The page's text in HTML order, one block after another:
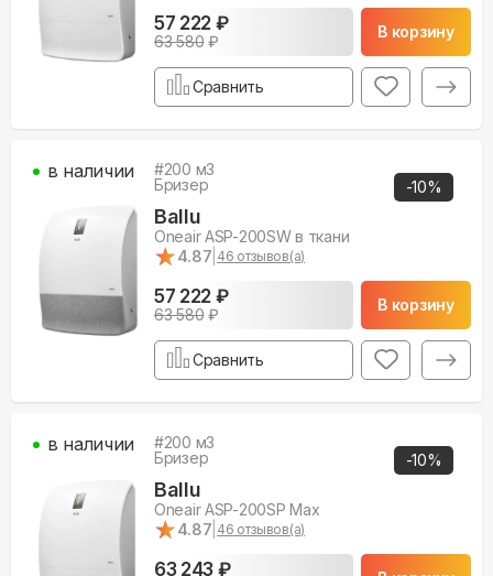
57 222 ₽
63 580₽
В корзину
Сравнить
-10%
#200 м3
Бризер
Ballu
Oneair ASP-200SW в ткани
★
★4.87 46 отзывов(а)
57 222 ₽
63 580₽
В корзину
в наличии
Сравнить
-10%
#200 м3
Бризер
Ballu
Oneair ASP-200SP Max
★
★4.87 46 отзывов(а)
63 243 ₽
в наличии